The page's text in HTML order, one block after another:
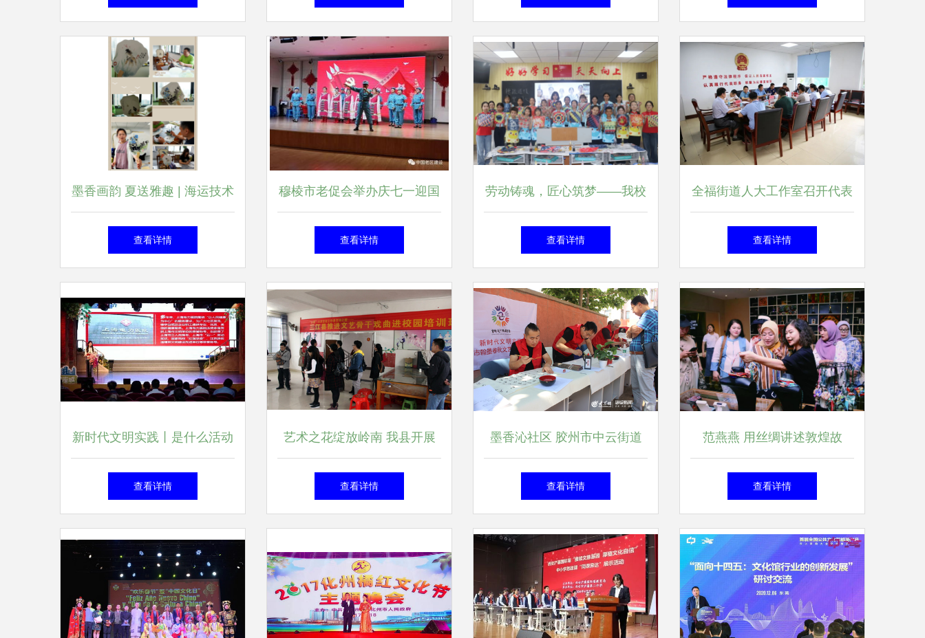
墨香画韵 夏送雅趣 | 海运技术
工会开展“墨韵丹青”国画扇绘
查看详情
穆棱市老促会举办庆七一迎国
庆文艺汇演 助推文化自信与
查看详情
劳动铸魂，匠心筑梦——我校
开展2025年“学校劳动周”活动
查看详情
全福街道人大工作室召开代表
建议答复会 推动文化艺术交
查看详情
新时代文明实践丨是什么活动
让网红愚园路再次热闹非凡
查看详情
艺术之花绽放岭南 我县开展
艺术创作采风暨两广文化交流
查看详情
墨香沁社区 胶州市中云街道
书法志愿者送作品进万家
查看详情
范燕燕 用丝绸讲述敦煌故
事，对话世界文化
查看详情